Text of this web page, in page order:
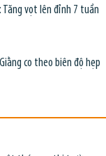
vọt lên đỉnh 7 tuần
co theo biên độ hẹp